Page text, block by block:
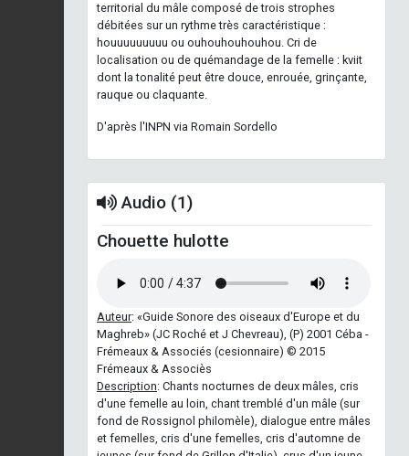
territorial du mâle composé de trois strophes
débitées sur un rythme très caractéristique :
houuuuuuuuu ou ouhouhouhouhou. Cri de
localisation ou de quémandage de la femelle : kviit
dont la tonalité peut être douce, enrouée, grinçante,
rauque ou claquante.
D'après l'INPN via Romain Sordello
Audio (1)
Chouette hulotte
Auteur: «Guide Sonore des oiseaux d'Europe et du
Maghreb» (JC Roché et J Chevreau), (P) 2001 Céba -
Frémeaux & Associés (cesionnaire) © 2015
Frémeaux & Associès
Description: Chants nocturnes de deux mâles, cris
d'une femelle au loin, chant tremblé d'un mâle (sur
fond de Rossignol philomèle), dialogue entre mâles
et femelles, cris d'une femelles, cris d'automne de